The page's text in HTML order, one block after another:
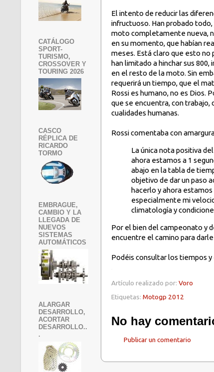
El intento de reducir las
infructuoso. Han probado todo,
moto completamente nueva,
en su momento, que habían
meses. Está claro que esto no
han limitado a hinchar sus
en el resto de la moto. Sin
requerirá un tiempo, que el
Rossi es humano, no es Dios.
que se encuentra, con trabajo,
cualidades humanas.
Rossi comentaba con
La única nota positiva
ahora estamos a 1
abajo en la tabla de
objetivo de dar un paso
hacerlo y ahora
especialmente mi
climatología y
Por el bien del campeonato y
encuentre el camino para
Podéis consultar los tiempos
Artículo realizado por: Voro
Etiquetas: Motogp 2012
No hay
Publicar un comentario
CATÁLOGO
SPORT-
TURISMO,
CROSSOVER Y
TOURING 2026
CASCO
RÉPLICA DE
RICARDO
TORMO
EMBRAGUE,
CAMBIO Y LA
LLEGADA DE
NUEVOS
SISTEMAS
AUTOMÁTICOS
ALARGAR
DESARROLLO,
ACORTAR
DESARROLLO..
.